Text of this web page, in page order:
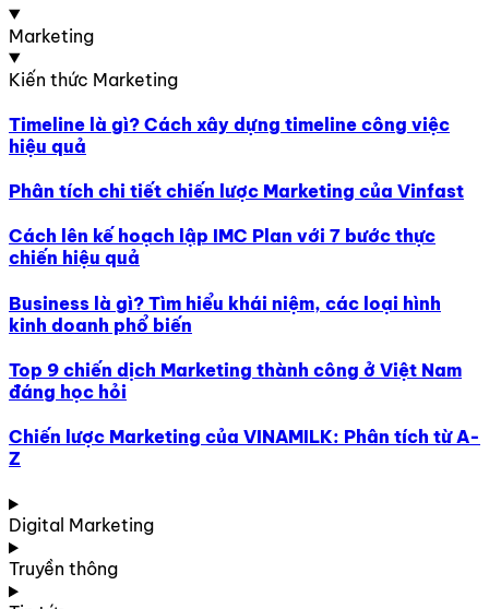
Marketing
Kiến thức Marketing
Timeline là gì? Cách xây dựng timeline công việc
hiệu quả
Phân tích chi tiết chiến lược Marketing của Vinfast
Cách lên kế hoạch lập IMC Plan với 7 bước thực
chiến hiệu quả
Business là gì? Tìm hiểu khái niệm, các loại hình
kinh doanh phổ biến
Top 9 chiến dịch Marketing thành công ở Việt Nam
đáng học hỏi
Chiến lược Marketing của VINAMILK: Phân tích từ A-
Z
Digital Marketing
Truyền thông